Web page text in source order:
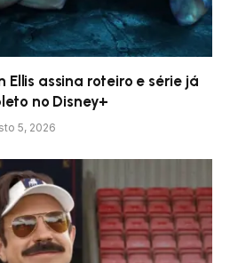
Ellis assina roteiro e série já
no Disney+
5, 2026